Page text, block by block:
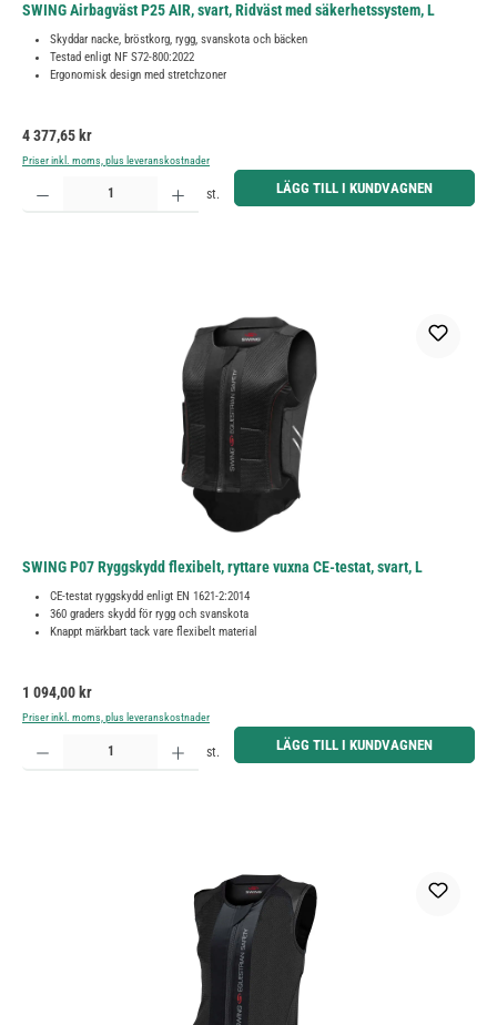
SWING Airbagväst P25 AIR, svart, Ridväst med säkerhetssystem, L
Skyddar nacke, bröstkorg, rygg, svanskota och bäcken
Testad enligt NF S72-800:2022
Ergonomisk design med stretchzoner
Ordinarie pris:
4 377,65 kr
Priser inkl. moms, plus leveranskostnader
Produktkvantitet: Ange önskat belopp eller använd knapparna för att öka eller minska kvantiteten.
st. LÄGG TILL I KUNDVAGNEN
SWING P07 Ryggskydd flexibelt, ryttare vuxna CE-testat, svart, L
CE-testat ryggskydd enligt EN 1621-2:2014
360 graders skydd för rygg och svanskota
Knappt märkbart tack vare flexibelt material
Ordinarie pris:
1 094,00 kr
Priser inkl. moms, plus leveranskostnader
Produktkvantitet: Ange önskat belopp eller använd knapparna för att öka eller minska kvantiteten.
st. LÄGG TILL I KUNDVAGNEN